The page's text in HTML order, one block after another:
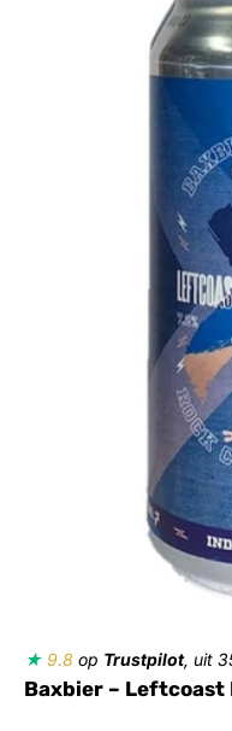
★ 9.8 op Trustpilot, uit
Baxbier – Leftcoast